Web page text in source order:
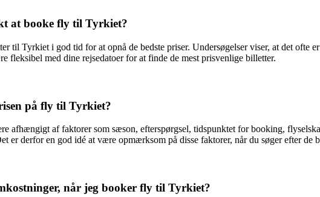
at booke fly til Tyrkiet?
til Tyrkiet i god tid for at opnå de bedste priser. Undersøgelser viser, at det ofte
fleksibel med dine rejsedatoer for at finde de mest prisvenlige billetter.
på fly til Tyrkiet?
afhængigt af faktorer som sæson, efterspørgsel, tidspunktet for booking,
er derfor en god idé at være opmærksom på disse faktorer, når du søger efter de
når jeg booker fly til Tyrkiet?